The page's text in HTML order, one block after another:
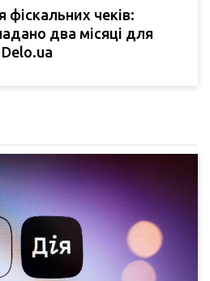
фіскальних чеків:
два місяці для